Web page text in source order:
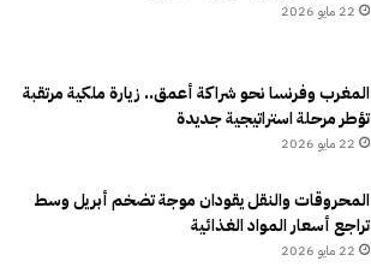
22 مايو 2026
المغرب وفرنسا نحو شراكة أعمق.. زيارة ملكية مرتقبة
تؤطر مرحلة استراتيجية جديدة
22 مايو 2026
المحروقات والنقل يقودان موجة تضخم أبريل وسط
تراجع أسعار المواد الغذائية
22 مايو 2026